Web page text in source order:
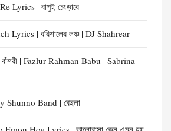
Lyrics | বাপুই চেংড়ারে
Lyrics | বরিশালের লঞ্চ | DJ Shahrear
| Fazlur Rahman Babu | Sabrina
Band | বেহুলা